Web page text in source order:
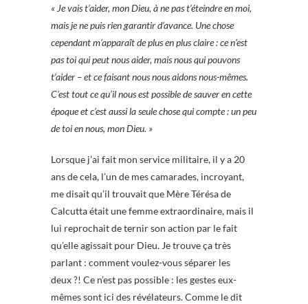
« Je vais t’aider, mon Dieu, à ne pas t’éteindre en moi,
mais je ne puis rien garantir d’avance. Une chose
cependant m’apparaît de plus en plus claire : ce n’est
pas toi qui peut nous aider, mais nous qui pouvons
t’aider – et ce faisant nous nous aidons nous-mêmes.
C’est tout ce qu’il nous est possible de sauver en cette
époque et c’est aussi la seule chose qui compte : un peu
de toi en nous, mon Dieu. »
Lorsque j’ai fait mon service militaire, il y a 20
ans de cela, l’un de mes camarades, incroyant,
me disait qu’il trouvait que Mère Térésa de
Calcutta était une femme extraordinaire, mais il
lui reprochait de ternir son action par le fait
qu’elle agissait pour Dieu. Je trouve ça très
parlant : comment voulez-vous séparer les
deux ?! Ce n’est pas possible : les gestes eux-
mêmes sont ici des révélateurs. Comme le dit